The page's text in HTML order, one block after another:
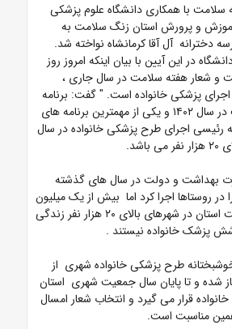
سلامت با همکاری دانشگاه علوم پزشکی
آموزش و پرورش استان زنگ سلامت به
دخترانه آل آقا کرمانشاه نواخته شد.
در این آیین با بیان اینکه امروز روز
و شعار هفته سلامت در سال جاری ،
پزشکی خانواده است. " گفت: برنامه
اصلی وزارت بهداشت در سال ۱۴۰۲ و یکی از مهمترین برنامه های
اجرای طرح پزشکی خانواده در سال
بهداشت و دولت در سال های گذشته
روستاها اجرا کرد اما بیش از یک میلیون
و ۷۰۰ هزار نفر جمعیت استان در شهرهای بالای ۲۰ هزار نفر زندگی
پزشک خانواده نیستند .
طرح پزشکی خانواده شهری از
شده و تا پایان سال جمعیت شهری استان
قرار می گیرد و انتخاب شعار امسال
مناسبت است.